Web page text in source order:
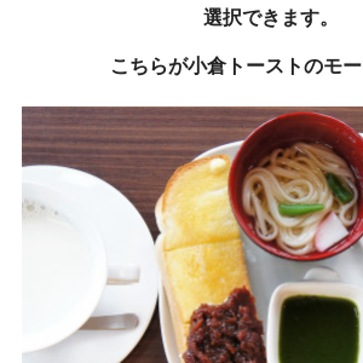
選択できます。
こちらが小倉トーストのモ